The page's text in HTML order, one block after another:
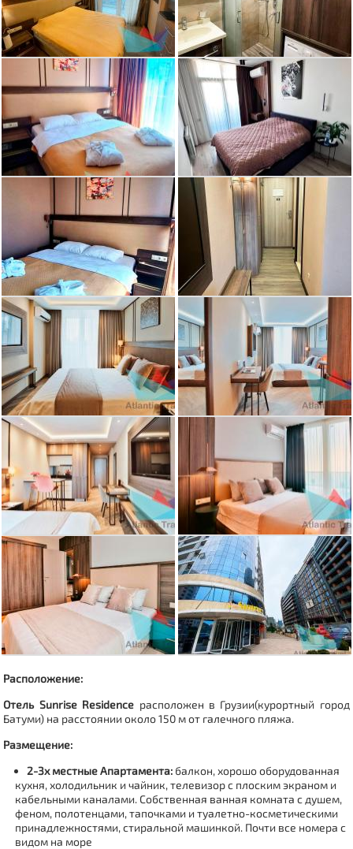
Расположение:
Отель Sunrise Residence расположен в Грузии(курортный город
Батуми) на расстоянии около 150 м от галечного пляжа.
Размещение:
2-3х местные Апартамента: балкон, хорошо оборудованная
кухня, холодильник и чайник, телевизор с плоским экраном и
кабельными каналами. Собственная ванная комната с душем,
феном, полотенцами, тапочками и туалетно-косметическими
принадлежностями, стиральной машинкой. Почти все номера с
видом на море